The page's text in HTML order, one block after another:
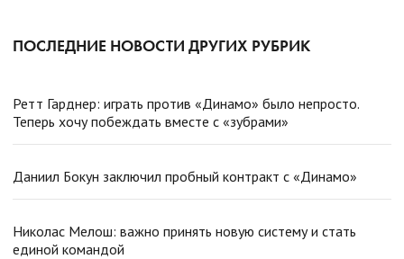
ПОСЛЕДНИЕ НОВОСТИ ДРУГИХ РУБРИК
Ретт Гарднер: играть против «Динамо» было непросто.
Теперь хочу побеждать вместе с «зубрами»
Даниил Бокун заключил пробный контракт с «Динамо»
Николас Мелош: важно принять новую систему и стать
единой командой